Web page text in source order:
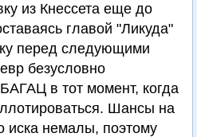
из Кнессета еще до
главой "Ликуда"
перед следующими
безусловно
в тот момент, когда
Шансы на
иска немалы, поэтому